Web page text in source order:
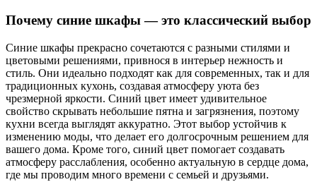
Почему синие шкафы — это классический выбор
Синие шкафы прекрасно сочетаются с разными стилями и
цветовыми решениями, привнося в интерьер нежность и
стиль. Они идеально подходят как для современных, так и для
традиционных кухонь, создавая атмосферу уюта без
чрезмерной яркости. Синий цвет имеет удивительное
свойство скрывать небольшие пятна и загрязнения, поэтому
кухни всегда выглядят аккуратно. Этот выбор устойчив к
изменению моды, что делает его долгосрочным решением для
вашего дома. Кроме того, синий цвет помогает создавать
атмосферу расслабления, особенно актуальную в сердце дома,
где мы проводим много времени с семьей и друзьями.